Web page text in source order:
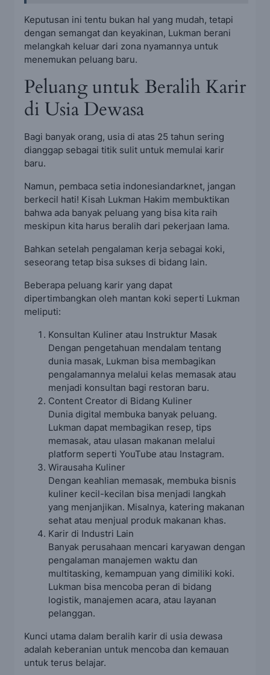
Keputusan ini tentu bukan hal yang mudah, tetapi
dengan semangat dan keyakinan, Lukman berani
melangkah keluar dari zona nyamannya untuk
menemukan peluang baru.
Peluang untuk Beralih Karir
di Usia Dewasa
Bagi banyak orang, usia di atas 25 tahun sering
dianggap sebagai titik sulit untuk memulai karir
baru.
Namun, pembaca setia indonesiandarknet, jangan
berkecil hati! Kisah Lukman Hakim membuktikan
bahwa ada banyak peluang yang bisa kita raih
meskipun kita harus beralih dari pekerjaan lama.
Bahkan setelah pengalaman kerja sebagai koki,
seseorang tetap bisa sukses di bidang lain.
Beberapa peluang karir yang dapat
dipertimbangkan oleh mantan koki seperti Lukman
meliputi:
Konsultan Kuliner atau Instruktur Masak
Dengan pengetahuan mendalam tentang
dunia masak, Lukman bisa membagikan
pengalamannya melalui kelas memasak atau
menjadi konsultan bagi restoran baru.
Content Creator di Bidang Kuliner
Dunia digital membuka banyak peluang.
Lukman dapat membagikan resep, tips
memasak, atau ulasan makanan melalui
platform seperti YouTube atau Instagram.
Wirausaha Kuliner
Dengan keahlian memasak, membuka bisnis
kuliner kecil-kecilan bisa menjadi langkah
yang menjanjikan. Misalnya, katering makanan
sehat atau menjual produk makanan khas.
Karir di Industri Lain
Banyak perusahaan mencari karyawan dengan
pengalaman manajemen waktu dan
multitasking, kemampuan yang dimiliki koki.
Lukman bisa mencoba peran di bidang
logistik, manajemen acara, atau layanan
pelanggan.
Kunci utama dalam beralih karir di usia dewasa
adalah keberanian untuk mencoba dan kemauan
untuk terus belajar.